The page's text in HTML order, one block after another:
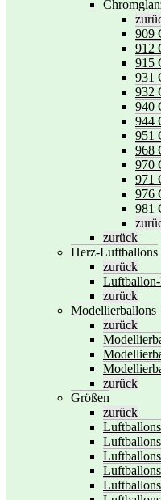
909
912
915
931
932
940
944
951
968
970
971
976
981
zurück
Herz-Luftballons
zurück
zurück
Modellierballons
zurück
zurück
Größen
zurück